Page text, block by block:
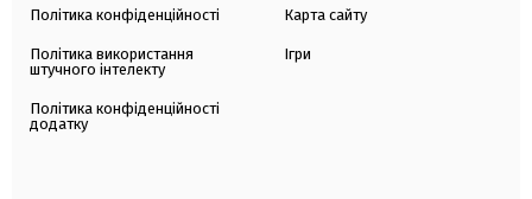
Політика конфіденційності
Політика використання
штучного інтелекту
Політика конфіденційності
додатку
Карта сайту
Ігри